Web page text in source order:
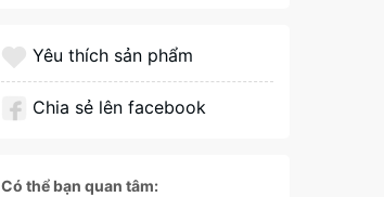
Yêu thích sản phẩm
Chia sẻ lên facebook
Có thể bạn quan tâm: